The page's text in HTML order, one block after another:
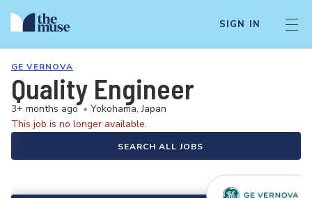
SIGN IN
GE VERNOVA
Quality Engineer
3+ months ago • Yokohama, Japan
This job is no longer available.
SEARCH ALL JOBS